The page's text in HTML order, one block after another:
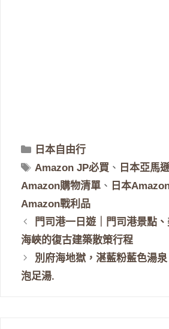
分
類
日本自由行
標
籤
Amazon JP必買 、 日本亞馬
Amazon購物清單 、 日本
Amazon戰利品
門司港一日遊｜門司港景點
海峽的復古建築散策行程
別府海地獄，湛藍粉藍色湯
泡足湯.